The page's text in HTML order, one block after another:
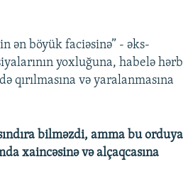
ən böyük faciəsinə” - əks-
yoxluğuna, habelə
qırılmasına və yaralanmasına
bilməzdi, amma bu orduya
xaincəsinə və alçaqcasına